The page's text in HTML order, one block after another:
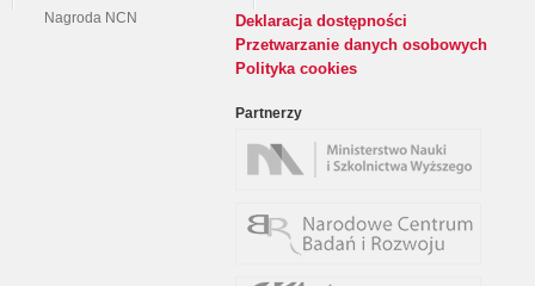
Nagroda NCN
Deklaracja dostępności
Przetwarzanie danych osobowych
Polityka cookies
Partnerzy